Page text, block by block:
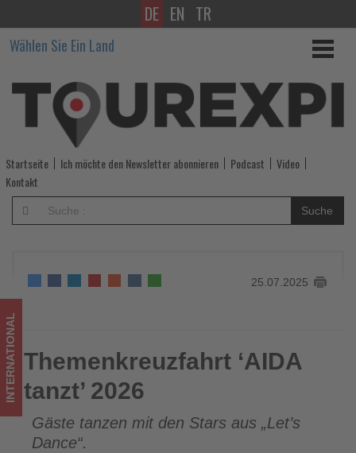
Themenkreuzfahrt
‘AIDA
tanzt’
2026
-
Wissen,
was
Tourismus
los
ist!
DE EN TR
Wählen Sie Ein Land
Startseite Ich möchte den Newsletter abonnieren Podcast
Video
Kontakt
Suche
25.07.2025
Themenkreuzfahrt ‘AIDA tanzt’ 2026
INTERNATIONAL Themenkreuzfahrt ‘AIDA
tanzt’ 2026
Gäste tanzen mit den Stars aus „Let’s
Dance“.